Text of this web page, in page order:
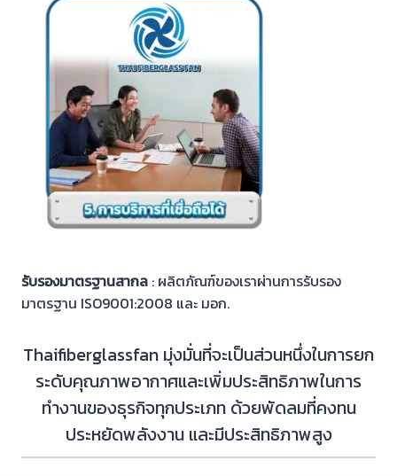
รับรองมาตรฐานสากล : ผลิตภัณฑ์ของเราผ่านการรับรอง
มาตรฐาน ISO9001:2008 และ มอก.
Thaifiberglassfan มุ่งมั่นที่จะเป็นส่วนหนึ่งในการยก
ระดับคุณภาพอากาศและเพิ่มประสิทธิภาพในการ
ทำงานของธุรกิจทุกประเภท ด้วยพัดลมที่คงทน
ประหยัดพลังงาน และมีประสิทธิภาพสูง